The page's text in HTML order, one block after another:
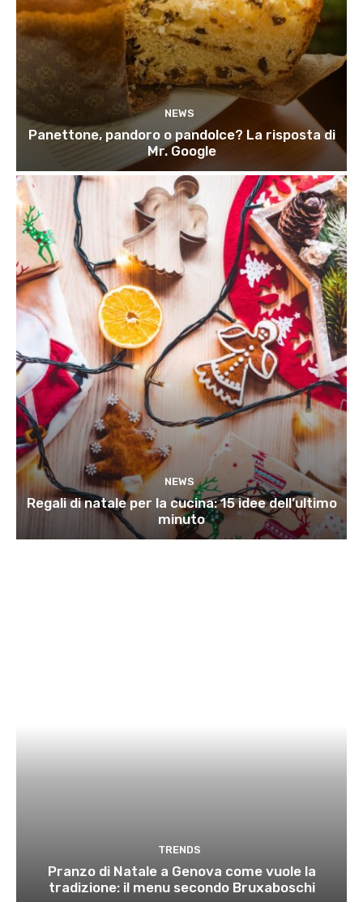
NEWS
Panettone, pandoro o pandolce? La risposta di
Mr. Google
NEWS
Regali di natale per la cucina: 15 idee dell’ultimo
minuto
TRENDS
Pranzo di Natale a Genova come vuole la
tradizione: il menu secondo Bruxaboschi